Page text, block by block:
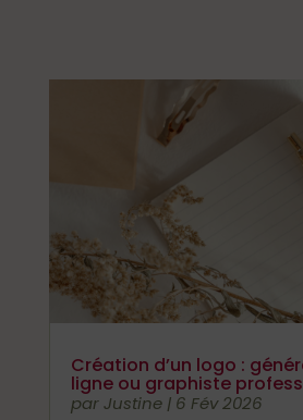
Création d’un logo :
ligne ou graphiste
parJustine| 6 Fév 2026